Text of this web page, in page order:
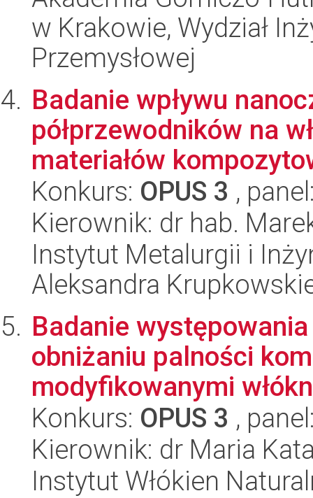
w Krakowie, Wydział
Przemysłowej
Badanie wpływu
półprzewodników na
materiałów
Konkurs: OPUS 3 ,
Kierownik: dr hab.
Instytut Metalurgii i
Aleksandra
Badanie
obniżaniu palności
modyfikowanymi
Konkurs: OPUS 3 ,
Kierownik: dr Maria
Instytut Włókien